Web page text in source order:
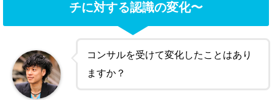
チに対する認識の変化〜
コンサルを受けて変化したことはあり
ますか？